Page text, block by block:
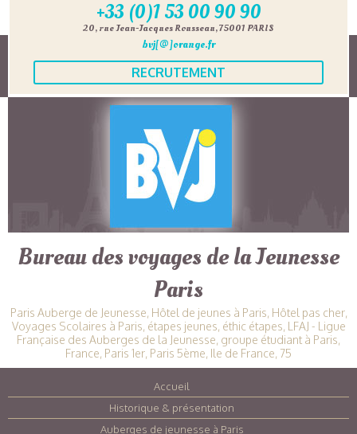
+33 (0)1 53 00 90 90
20, rue Jean-Jacques Rousseau, 75001 PARIS
bvj[@]orange.fr
RECRUTEMENT
Bureau des voyages de la Jeunesse
Paris
Paris Auberge de Jeunesse, Hôtel de jeunes à Paris, Hôtel pas cher,
Voyages Scolaires à Paris, étapes jeunes, éthic étapes, LFAJ - Ligue
Française des Auberges de la Jeunesse, groupe étudiant à Paris,
France, Paris 1er, Paris 5ème, Ile de France, 75
Accueil
Historique & présentation
Auberges de jeunesse à Paris